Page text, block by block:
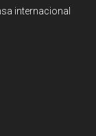
internacional